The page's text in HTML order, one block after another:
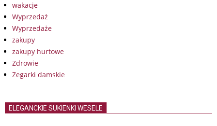
wakacje
Wyprzedaż
Wyprzedaże
zakupy
zakupy hurtowe
Zdrowie
Zegarki damskie
ELEGANCKIE SUKIENKI WESELE